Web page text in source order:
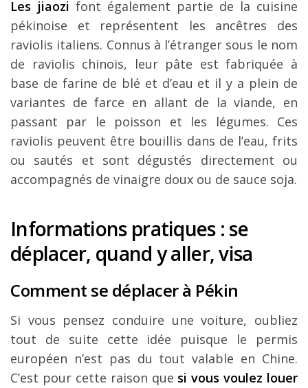
Les jiaozi font également partie de la cuisine
pékinoise et représentent les ancêtres des
raviolis italiens. Connus à l’étranger sous le nom
de raviolis chinois, leur pâte est fabriquée à
base de farine de blé et d’eau et il y a plein de
variantes de farce en allant de la viande, en
passant par le poisson et les légumes. Ces
raviolis peuvent être bouillis dans de l’eau, frits
ou sautés et sont dégustés directement ou
accompagnés de vinaigre doux ou de sauce soja.
Informations pratiques : se
déplacer, quand y aller, visa
Comment se déplacer à Pékin
Si vous pensez conduire une voiture, oubliez
tout de suite cette idée puisque le permis
européen n’est pas du tout valable en Chine.
C’est pour cette raison que si vous voulez louer